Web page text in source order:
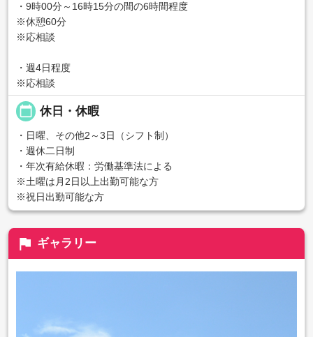
・9時00分～16時15分の間の6時間程度
※休憩60分
※応相談
・週4日程度
※応相談
calendar_today 休日・休暇
・日曜、その他2～3日（シフト制）
・週休二日制
・年次有給休暇：労働基準法による
※土曜は月2日以上出勤可能な方
※祝日出勤可能な方
flag ギャラリー